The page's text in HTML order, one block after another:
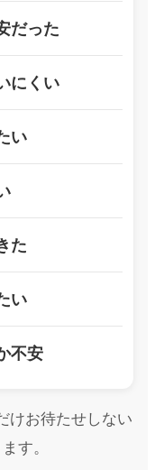
だった
にくい
い
た
い
不安
けお待たせしない
す。